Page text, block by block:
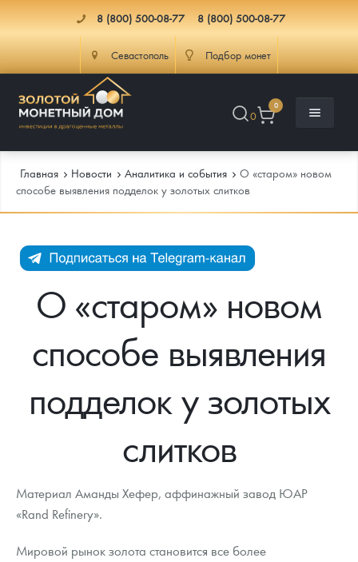
8 (800) 500-08-77 8 (800) 500-08-77
Севастополь Подбор монет
0
0
Каталог Монет
Инвестиционные монеты
Монеты Россия и СССР
Памятные и старинные монеты
Монеты Царской России
Монеты стран мира после 1950г
Георгий Победоносец
Аксессуары
Гарри Поттер
Инфо
Как сделать заказ
Гарантии
Памятка для работы с монетами из драгметаллов
Условия возврата
Доставка
Информация
Аналитика и события
Итоги 2025 года. Прогноз курсов золота, серебра, платины на
Котировки
Скупка слитков
Наши преимущества
Письмо директору
Главная Новости Аналитика и события
О «старом» новом
способе выявления подделок у золотых слитков
О «старом» новом
способе выявления
подделок у золотых
слитков
Материал Аманды Хефер, аффинажный завод ЮАР
«Rand Refinery».
Мировой рынок золота становится все более